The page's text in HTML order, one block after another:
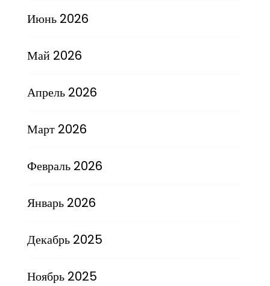
Июнь 2026
Май 2026
Апрель 2026
Март 2026
Февраль 2026
Январь 2026
Декабрь 2025
Ноябрь 2025